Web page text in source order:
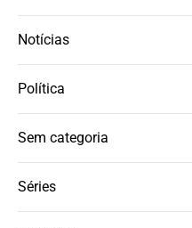
Notícias
Política
Sem categoria
Séries